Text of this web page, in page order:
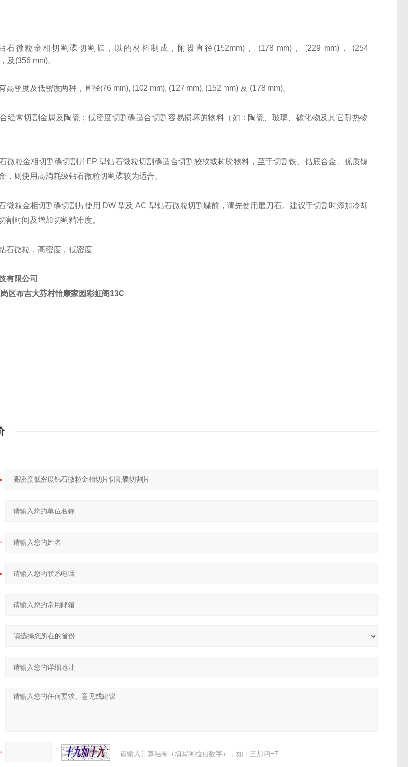
石微粒金相切割碟 切割碟，以的材料制成，附设直径 (152mm) ， (178 mm)， (229 mm)，
(254
，及 (356 mm)。
高密度及低密度两种，直径(76 mm), (102 mm), (127 mm), (152 mm) 及 (178 mm)。
经常切割金属及陶瓷；低密度切割碟适合切割容易损坏的物料（如：陶瓷、玻璃、碳化物及其它耐热物
微粒金相切割碟切割片EP型钻石微粒切割碟适合切割较软或树胶物料，至于切割铁、钴底合金、优质镍
，则使用高消耗级钻石微粒切割碟较为适合。
微粒金相切割碟切割片使用 DW型及 AC 型钻石微粒切割碟前，请先使用磨刀石。建议于切割时添加冷却
割时间及增加切割精准度。
石微粒，高密度，低密度
有限公司
岗区布吉大芬村怡康家园彩虹阁13C
请输入计算结果（填写阿拉伯数字），如：三加四=7